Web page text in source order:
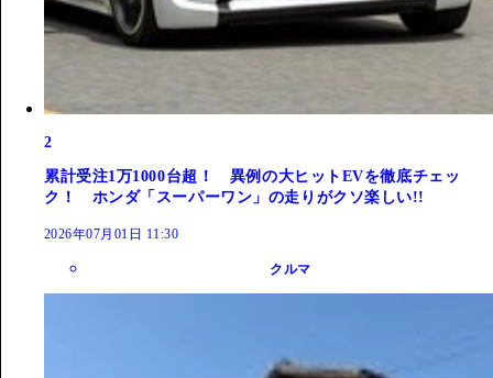
2
累計受注1万1000台超！ 異例の大ヒットEVを徹底チェッ
ク！ ホンダ「スーパーワン」の走りがクソ楽しい!!
2026年07月01日 11:30
クルマ